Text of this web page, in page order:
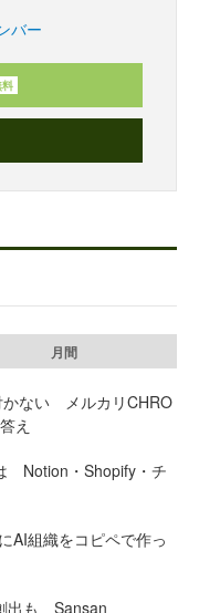
バー
月間
かない メルカリCHRO
え
Notion・Shopify・チ
AI組織をコピペで作っ
出も Sansan